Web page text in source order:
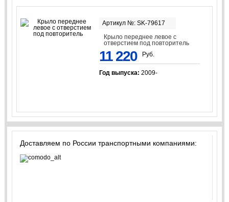
Артикул №: SK-79617
Крыло переднее левое с
отверстием под повторитель
11 220 Руб.
Год выпуска: 2009-
Доставляем по России транспортными компаниями: